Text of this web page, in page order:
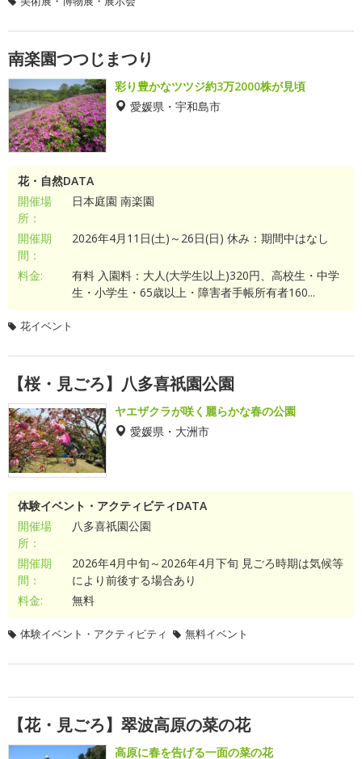
南楽園つつじまつり
彩り豊かなツツジ約3万2000株が見頃
愛媛県・宇和島市
花・自然DATA
開催場
所：
日本庭園 南楽園
開催期
間：
2026年4月11日(土)～26日(日) 休み：期間中はなし
料金:
有料 入園料：大人(大学生以上)320円、高校生・中学
生・小学生・65歳以上・障害者手帳所有者160...
花イベント
【桜・見ごろ】八多喜祇園公園
ヤエザクラが咲く麗らかな春の公園
愛媛県・大洲市
体験イベント・アクティビティDATA
開催場
所：
八多喜祇園公園
開催期
間：
2026年4月中旬～2026年4月下旬 見ごろ時期は気候等
により前後する場合あり
料金:
無料
体験イベント・アクティビティ 無料イベント
【花・見ごろ】翠波高原の菜の花
高原に春を告げる一面の菜の花